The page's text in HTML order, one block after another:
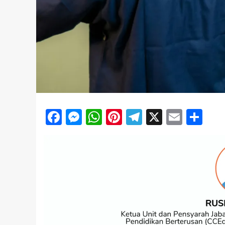
Facebook
Messenger
WhatsApp
Pinterest
Telegram
X Email